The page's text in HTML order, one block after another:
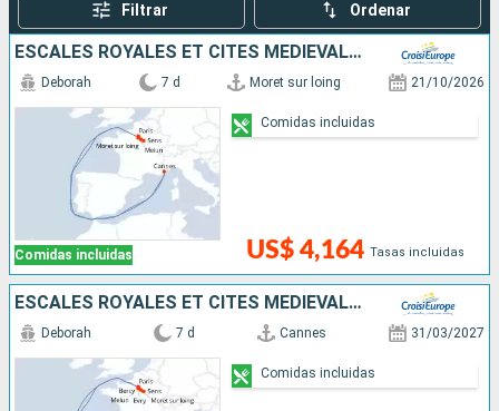
Filtrar Ordenar
ESCALES ROYALES ET CITÉS MÉDIÉVALES, CROISIÈRE SUR LA PETITE SEINE, À LA RENCONTRE DE L'HISTOIRE DE FRANCE
Comidas incluidas
Deborah 7 d Moret sur loing 21/10/2026
US$ 4,164 Tasas incluidas
Comidas incluidas
ESCALES ROYALES ET CITÉS MÉDIÉVALES, CROISIÈRE SUR LA PETITE SEINE, À LA RENCONTRE DE L'HISTOIRE DE FRANCE
Deborah 7 d Cannes 31/03/2027
Comidas incluidas